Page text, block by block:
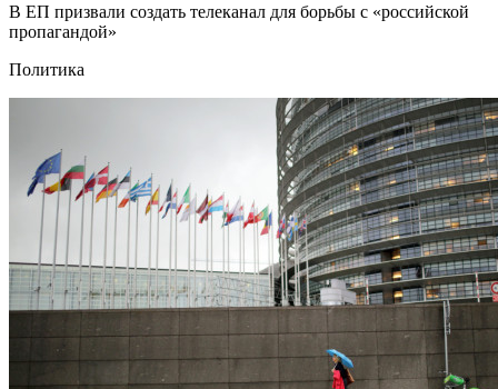
В ЕП призвали создать телеканал для борьбы с «российской
пропагандой»
Политика